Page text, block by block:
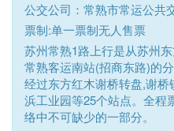
公交公司：常熟市常运公共
票制:单一票制无人售票
苏州常熟1路上行是从苏州
常熟客运南站(招商东路)的
经过东方红木谢桥转盘,谢
浜工业园等25个站点。全程
络中不可缺少的一部分。